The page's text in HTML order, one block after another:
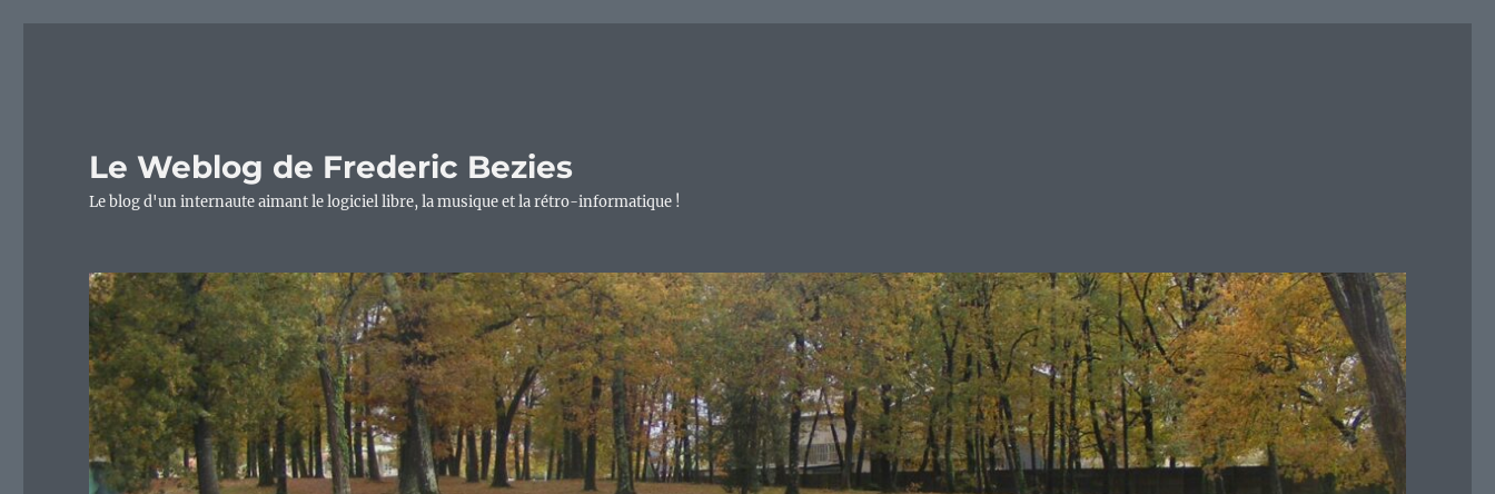
Le Weblog de Frederic Bezies
Le blog d'un internaute aimant le logiciel libre, la musique et la rétro-informatique !